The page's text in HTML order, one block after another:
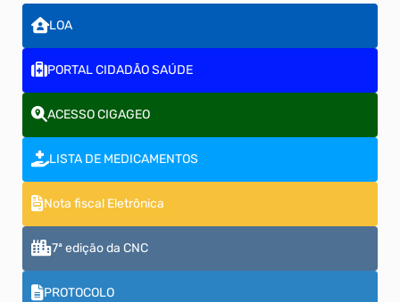
LOA
PORTAL CIDADÃO SAÚDE
ACESSO CIGAGEO
LISTA DE MEDICAMENTOS
Nota fiscal Eletrônica
7ª edição da CNC
PROTOCOLO